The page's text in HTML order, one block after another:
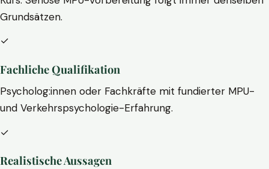
Grundsätzen.
✓
Fachliche Qualifikation
Psycholog:innen oder Fachkräfte mit fundierter MPU-
und Verkehrspsychologie-Erfahrung.
✓
Realistische Aussagen